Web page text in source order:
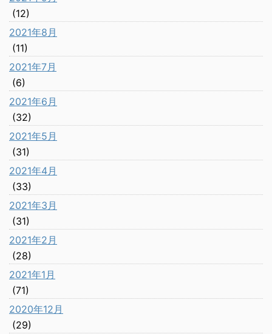
(12)
2021年8月
(11)
2021年7月
(6)
2021年6月
(32)
2021年5月
(31)
2021年4月
(33)
2021年3月
(31)
2021年2月
(28)
2021年1月
(71)
2020年12月
(29)